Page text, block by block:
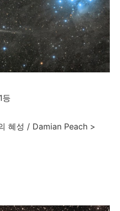
1등
혜성 / Damian Peach >